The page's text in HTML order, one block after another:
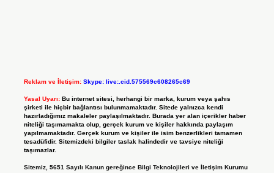
Reklam ve İletişim: Skype: live:.cid.575569c608265c69
Yasal Uyarı: Bu internet sitesi, herhangi bir marka, kurum veya şahıs
şirketi ile hiçbir bağlantısı bulunmamaktadır. Sitede yalnızca kendi
hazırladığımız makaleler paylaşılmaktadır. Burada yer alan içerikler haber
niteliği taşımamakta olup, gerçek kurum ve kişiler hakkında paylaşım
yapılmamaktadır. Gerçek kurum ve kişiler ile isim benzerlikleri tamamen
tesadüfidir. Sitemizdeki bilgiler taslak halindedir ve tavsiye niteliği
taşımazlar.
Sitemiz, 5651 Sayılı Kanun gereğince Bilgi Teknolojileri ve İletişim Kurumu